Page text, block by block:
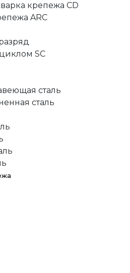
крепежа CD
ARC
SC
сталь
сталь